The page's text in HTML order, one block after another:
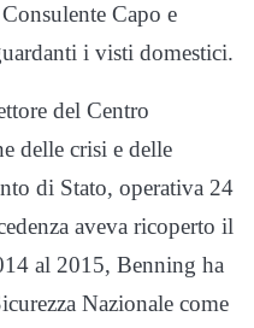
Capo e
i visti domestici.
del Centro
delle crisi e delle
di Stato, operativa 24
aveva ricoperto il
al 2015, Benning ha
Nazionale come